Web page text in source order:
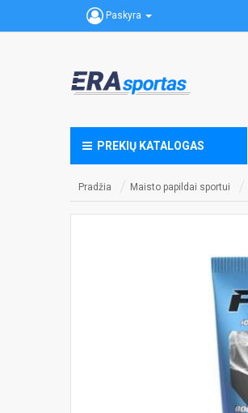
Paskyra
PREKIŲ KATALOGAS
Pradžia Maisto papildai sportui